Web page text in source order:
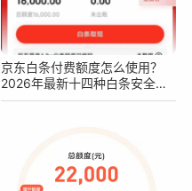
京东白条付费额度怎么使用？
2026年最新十四种白条安全操
作方法